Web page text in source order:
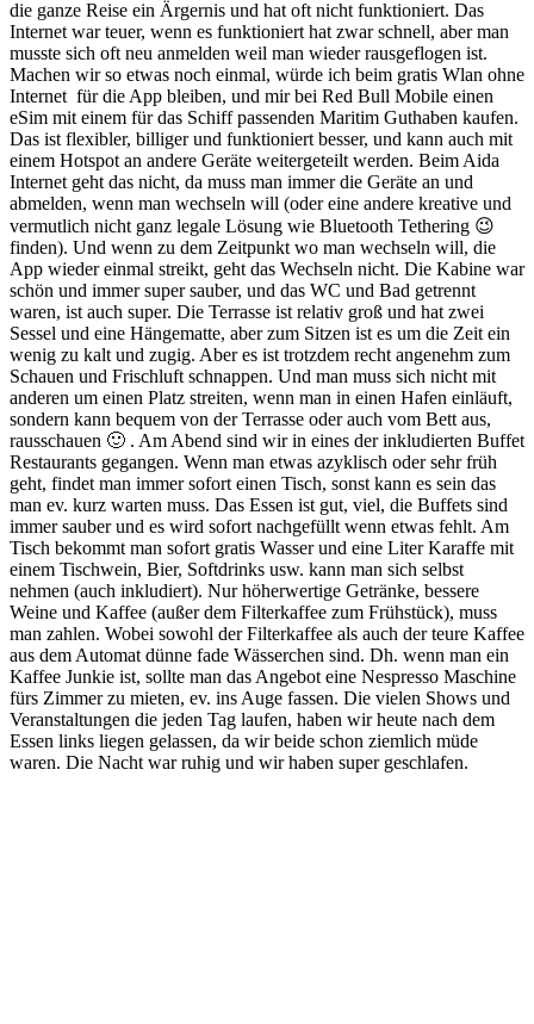
die ganze Reise ein Ärgernis und hat oft nicht funktioniert. Das
Internet war teuer, wenn es funktioniert hat zwar schnell, aber man
musste sich oft neu anmelden weil man wieder rausgeflogen ist.
Machen wir so etwas noch einmal, würde ich beim gratis Wlan ohne
Internet für die App bleiben, und mir bei Red Bull Mobile einen
eSim mit einem für das Schiff passenden Maritim Guthaben kaufen.
Das ist flexibler, billiger und funktioniert besser, und kann auch mit
einem Hotspot an andere Geräte weitergeteilt werden. Beim Aida
Internet geht das nicht, da muss man immer die Geräte an und
abmelden, wenn man wechseln will (oder eine andere kreative und
vermutlich nicht ganz legale Lösung wie Bluetooth Tethering 😉
finden). Und wenn zu dem Zeitpunkt wo man wechseln will, die
App wieder einmal streikt, geht das Wechseln nicht. Die Kabine war
schön und immer super sauber, und das WC und Bad getrennt
waren, ist auch super. Die Terrasse ist relativ groß und hat zwei
Sessel und eine Hängematte, aber zum Sitzen ist es um die Zeit ein
wenig zu kalt und zugig. Aber es ist trotzdem recht angenehm zum
Schauen und Frischluft schnappen. Und man muss sich nicht mit
anderen um einen Platz streiten, wenn man in einen Hafen einläuft,
sondern kann bequem von der Terrasse oder auch vom Bett aus,
rausschauen 🙂 . Am Abend sind wir in eines der inkludierten Buffet
Restaurants gegangen. Wenn man etwas azyklisch oder sehr früh
geht, findet man immer sofort einen Tisch, sonst kann es sein das
man ev. kurz warten muss. Das Essen ist gut, viel, die Buffets sind
immer sauber und es wird sofort nachgefüllt wenn etwas fehlt. Am
Tisch bekommt man sofort gratis Wasser und eine Liter Karaffe mit
einem Tischwein, Bier, Softdrinks usw. kann man sich selbst
nehmen (auch inkludiert). Nur höherwertige Getränke, bessere
Weine und Kaffee (außer dem Filterkaffee zum Frühstück), muss
man zahlen. Wobei sowohl der Filterkaffee als auch der teure Kaffee
aus dem Automat dünne fade Wässerchen sind. Dh. wenn man ein
Kaffee Junkie ist, sollte man das Angebot eine Nespresso Maschine
fürs Zimmer zu mieten, ev. ins Auge fassen. Die vielen Shows und
Veranstaltungen die jeden Tag laufen, haben wir heute nach dem
Essen links liegen gelassen, da wir beide schon ziemlich müde
waren. Die Nacht war ruhig und wir haben super geschlafen.